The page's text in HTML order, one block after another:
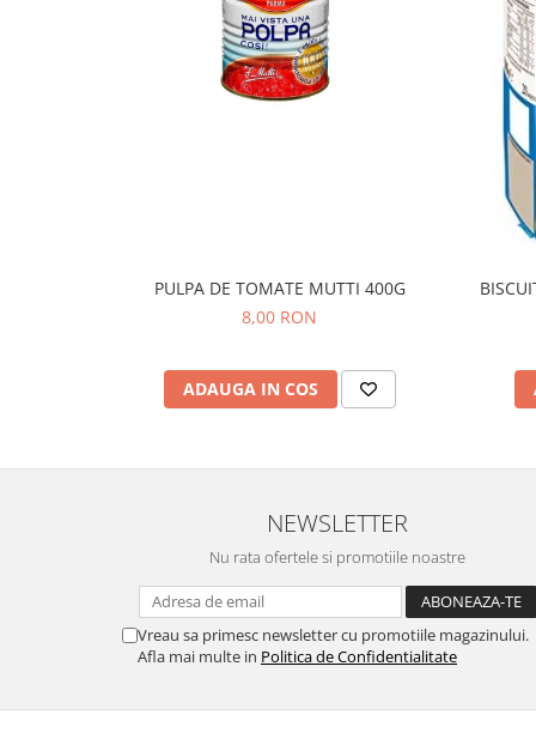
PULPA DE TOMATE MUTTI 400G
8,00 RON
ADAUGA IN COS
NEWSLETTER
Nu rata ofertele si promotiile noastre
Vreau sa primesc newsletter cu promotiile magazinului.
Afla mai multe in Politica de Confidentialitate